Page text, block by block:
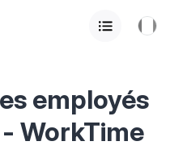
employés
WorkTime